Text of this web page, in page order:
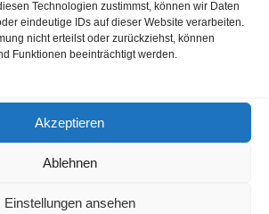
Technologien zustimmst, können wir Daten
eindeutige IDs auf dieser Website verarbeiten.
nicht erteilst oder zurückziehst, können
Funktionen beeinträchtigt werden.
Akzeptieren
Ablehnen
Einstellungen ansehen
inschnappschuesse / vonwd-twitter